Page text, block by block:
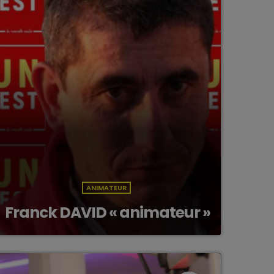
ANIMATEUR
Franck DAVID « animateur »